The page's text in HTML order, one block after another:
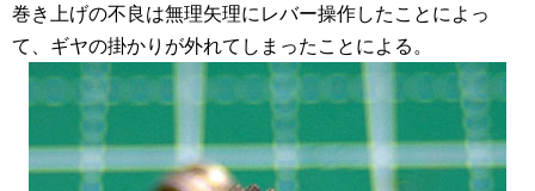
巻き上げの不良は無理矢理にレバー操作したことによっ
て、ギヤの掛かりが外れてしまったことによる。